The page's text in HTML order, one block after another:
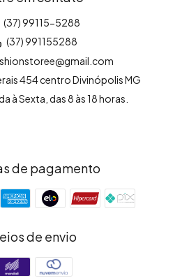
(37) 99115-5288
(37) 991155288
454 centro Divinópolis MG
à Sexta, das 8 às 18 horas.
de pagamento
de envio